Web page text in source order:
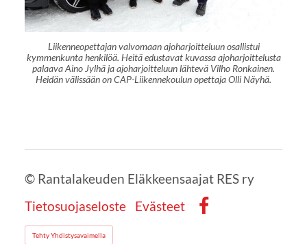
Liikenneopettajan valvomaan ajoharjoitteluun osallistui
kymmenkunta henkilöä. Heitä edustavat kuvassa ajoharjoittelusta
palaava Aino Jylhä ja ajoharjoitteluun lähtevä Vilho Ronkainen.
Heidän välissään on CAP-Liikennekoulun opettaja Olli Näyhä.
© Rantalakeuden Eläkkeensaajat RES ry
Tietosuojaseloste
Evästeet
Tehty Yhdistysavaimella